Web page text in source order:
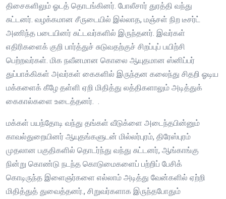
திசைகளிலும் ஓடத் தொடங்கினர். போலீசார் துரத்தி வந்து
சுட்டனர். வழக்கமான சீருடையில் இல்லாத, மஞ்சள் நிற டீசர்ட்
அணிந்த படையினர் சுட்டவர்களில் இருந்தனர். இவர்கள்
எதிரிகளைக் குறி பார்த்துச் சுடுவதற்குச் சிறப்புப் பயிற்சி
பெற்றவர்கள். மிக நவீனமான கொலை ஆயுதமான ஸ்னிப்பர்
துப்பாக்கிகள் அவர்கள் கைகளில் இருந்தன கலைந்து சிதறி ஓடிய
மக்களைக் கீழே தள்ளி ஏறி மிதித்து லத்திகளாலும் அடித்துக்
கைகால்களை உடைத்தனர். .
மக்கள் பயந்தோடி வந்து தங்கள் வீடுக்ளை அடைந்தபின்னும்
காவல்துறையினர் ஆயுதங்களுடன் மில்லர்புரம், திரேஸ்புரம்
முதலான பகுதிகளில் தொடர்ந்து வந்து சுட்டனர், ஆங்காங்கு
நின்று கொண்டு நடந்த கொடுமைகளைப் பற்றிப் பேசிக்
கொடிருந்த இளைஞர்களை எல்லாம் அடித்து வேன்களில் ஏற்றி
மிதித்துத் துவைத்தனர்., சிறுவர்களாக இருந்தபோதும்